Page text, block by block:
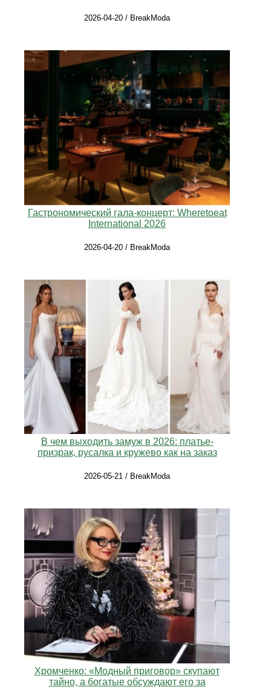
2026-04-20 / BreakModa
Гастрономический гала-концерт: Wheretoeat
International 2026
2026-04-20 / BreakModa
В чем выходить замуж в 2026: платье-
призрак, русалка и кружево как на заказ
2026-05-21 / BreakModa
Хромченко: «Модный приговор» скупают
тайно, а богатые обсуждают его за